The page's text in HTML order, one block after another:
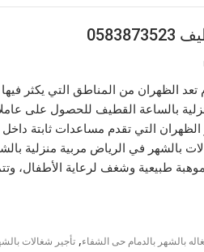
الظهران من المناطق التي يكثر
بالساعة القطيف للحصول على
التي تقدم مساعدات ثابتة داخل
بالشهر في الرياض مربية منزلية
طبيعية وشغف لرعاية الأطفال،
بالشهر بالدمام حى الشفاء, تأجير شغالات